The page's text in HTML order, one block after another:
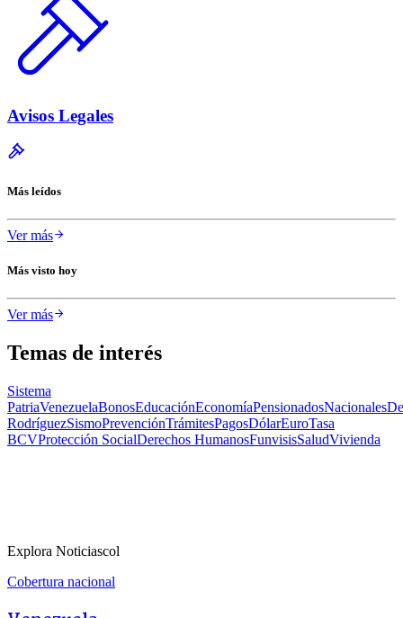
Avisos Legales
Más leídos
Ver más
Más visto hoy
Ver más
Temas de interés
Sistema
PatriaVenezuelaBonosEducaciónEconomíaPensionadosNacionales
RodríguezSismoPrevenciónTrámitesPagosDólarEuroTasa
BCVProtección SocialDerechos HumanosFunvisisSaludVivienda
Explora Noticiascol
Cobertura nacional